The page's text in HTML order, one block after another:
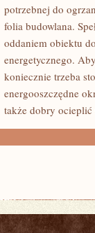
potrzebnej do
folia budowlana.
oddaniem obiektu
energetycznego.
koniecznie trzeba
energooszczędne
także dobry